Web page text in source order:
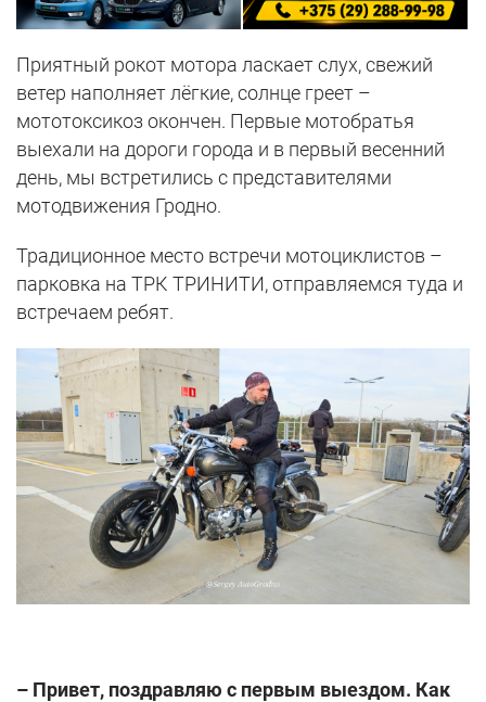
Приятный рокот мотора ласкает слух, свежий
ветер наполняет лёгкие, солнце греет –
мототоксикоз окончен. Первые мотобратья
выехали на дороги города и в первый весенний
день, мы встретились с представителями
мотодвижения Гродно.
Традиционное место встречи мотоциклистов –
парковка на ТРК ТРИНИТИ, отправляемся туда и
встречаем ребят.
– Привет, поздравляю с первым выездом. Как